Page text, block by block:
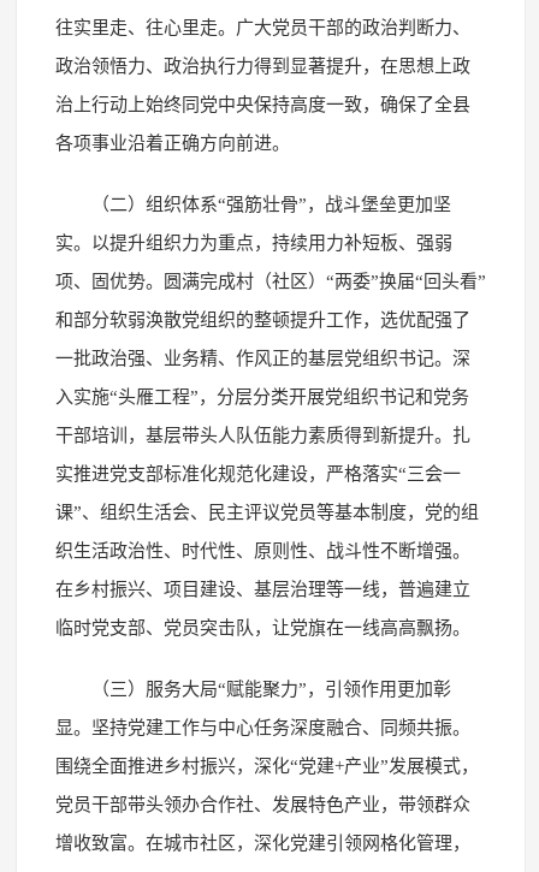
往实里走、往心里走。广大党员干部的政治判断力、
政治领悟力、政治执行力得到显著提升，在思想上政
治上行动上始终同党中央保持高度一致，确保了全县
各项事业沿着正确方向前进。
（二）组织体系“强筋壮骨”，战斗堡垒更加坚
实。以提升组织力为重点，持续用力补短板、强弱
项、固优势。圆满完成村（社区）“两委”换届“回头看”
和部分软弱涣散党组织的整顿提升工作，选优配强了
一批政治强、业务精、作风正的基层党组织书记。深
入实施“头雁工程”，分层分类开展党组织书记和党务
干部培训，基层带头人队伍能力素质得到新提升。扎
实推进党支部标准化规范化建设，严格落实“三会一
课”、组织生活会、民主评议党员等基本制度，党的组
织生活政治性、时代性、原则性、战斗性不断增强。
在乡村振兴、项目建设、基层治理等一线，普遍建立
临时党支部、党员突击队，让党旗在一线高高飘扬。
（三）服务大局“赋能聚力”，引领作用更加彰
显。坚持党建工作与中心任务深度融合、同频共振。
围绕全面推进乡村振兴，深化“党建+产业”发展模式，
党员干部带头领办合作社、发展特色产业，带领群众
增收致富。在城市社区，深化党建引领网格化管理，